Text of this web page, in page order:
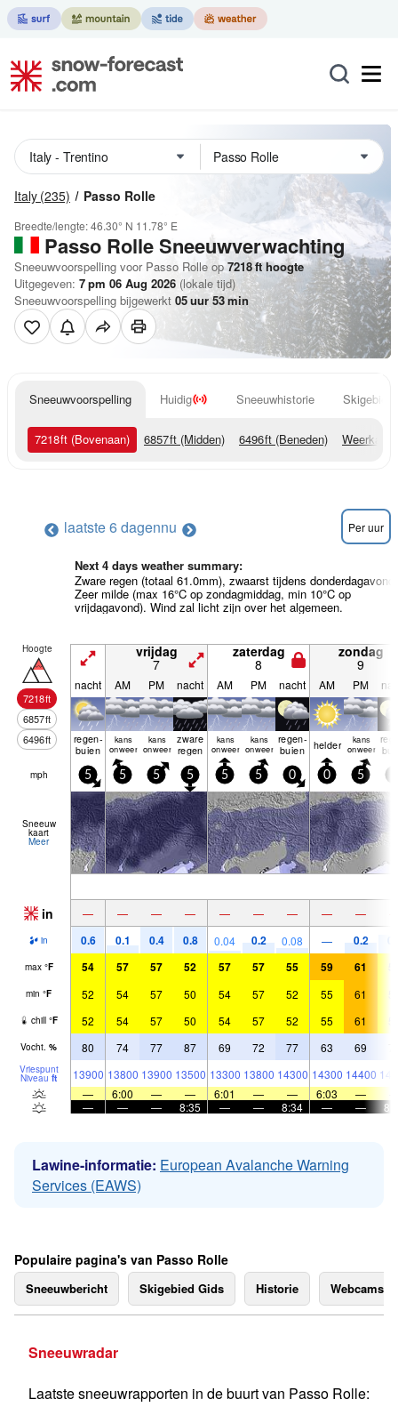
Italy (235) Passo Rolle
Breedte/lengte:46.30° N 11.78° E
Passo RolleSneeuwverwachting
Sneeuwvoorspelling voor Passo Rolle op 7218fthoogte
Uitgegeven: 7 pm 06 Aug 2026 (lokale tijd)
Sneeuwvoorspelling bijgewerkt 05uur53min
Sneeuwvoorspelling Huidig Sneeuwhistorie Skigebied
7218ft (Bovenaan) 6857ft (Midden) 6496ft (Beneden)
laatste 6 dagennu Per uur
Next 4 days weather summary:
Zware regen (totaal 61.0mm), zwaarst tijdens donderdagavond.
Zeer milde (max 16°C op zondagmiddag, min 10°C op
vrijdagavond). Wind zal licht zijn over het algemeen.
Hoogte
7218ft
6857ft
6496ft
vrijdag
7
zaterdag
8
zondag
9
nacht AM PM nacht AM PM nacht AM PM
regen­
buien
kans
onweer
kans
onweer
zware
regen
kans
onweer
kans
onweer
regen­
buien helder kans
onweer
mph 5 5 5 5 5 5 0 0 5
Sneeuw
kaart
Meer
in — — — — — — — — —
in 0.6 0.1 0.4 0.8 0.04 0.2 0.08 — 0.2
max °F 54 57 57 52 57 57 55 59 61
min °F 52 54 57 50 54 57 52 55 61
chill °F 52 54 57 50 54 57 52 55 61
Vocht. % 80 74 77 87 69 72 77 63 69
Vriespunt
Niveau ft 13900 13800 13900 13500 13300 13800 14300 14300 14400
—
6:00 — — 6:01 — — 6:03 —
—
— — 8:35 — — 8:34 — —
Lawine-informatie: European Avalanche Warning
Services (EAWS)
Populaire pagina's van Passo Rolle
Sneeuwbericht Skigebied Gids Historie Webcams
Sneeuwradar
Laatste sneeuwrapporten in de buurt van Passo Rolle: